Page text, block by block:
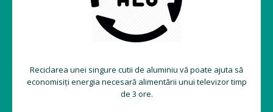
Reciclarea unei singure cutii de aluminiu vă poate ajuta să
economisiți energia necesară alimentării unui televizor timp
de 3 ore.